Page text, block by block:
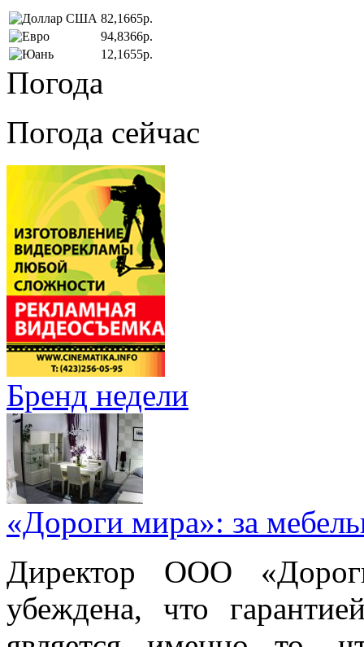
82,1665р.
94,8366р.
12,1655р.
Погода
Погода сейчас
Бренд недели
«Дороги мира»: за
Директор ООО
убеждена, что